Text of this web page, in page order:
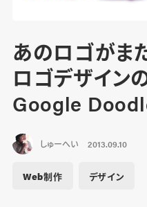
あのロゴがま
ロゴデザイン
Google
しゅーへい 2013.09.10
Web制作 デザイン